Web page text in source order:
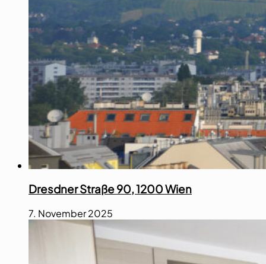
Dresdner Straße 90, 1200 Wien
7. November 2025